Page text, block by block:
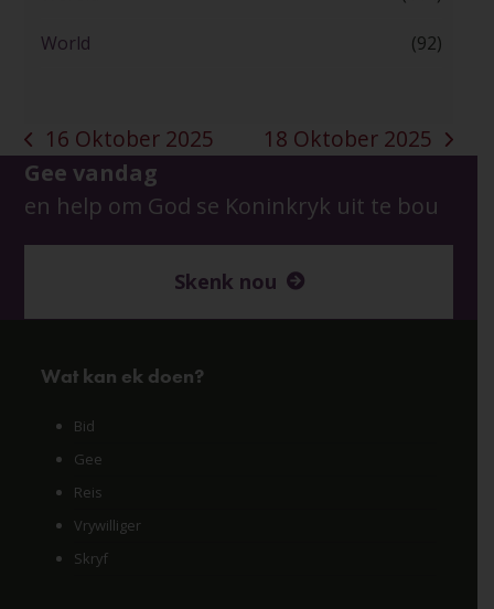
World (92)
previous
post:
16 Oktober 2025
next
18 Oktober 2025
Gee vandag
en help om God se Koninkryk uit te bou
Skenk nou
Wat kan ek doen?
Bid
Gee
Reis
Vrywilliger
Skryf